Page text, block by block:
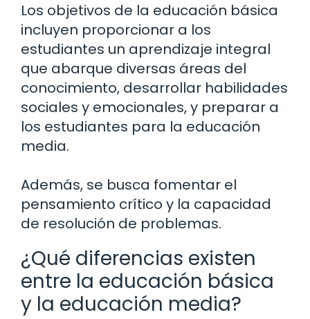
Los objetivos de la educación básica
incluyen proporcionar a los
estudiantes un aprendizaje integral
que abarque diversas áreas del
conocimiento, desarrollar habilidades
sociales y emocionales, y preparar a
los estudiantes para la educación
media.
Además, se busca fomentar el
pensamiento crítico y la capacidad
de resolución de problemas.
¿Qué diferencias existen
entre la educación básica
y la educación media?